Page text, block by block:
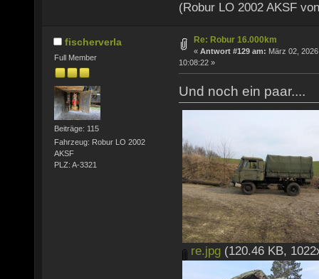
(Robur LO 2002 AKSF
fischerverla
Full Member
Beiträge: 115
Fahrzeug: Robur LO 2002
AKSF
PLZ: A-3321
Re: Robur 16.000km
« Antwort #129 am: März 02,
10:08:22 »
Und noch ein paar....
re.jpg (120.46 KB,